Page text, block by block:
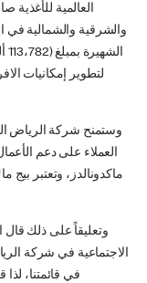
العالمية
والشرقية والشمالية في
لتطوير إمكانيات
العملاء على دعم
ماكدونالدز، وتعتبر
وتعليقاً على ذلك قال
الاجتماعية في شركة
في قائمتنا،